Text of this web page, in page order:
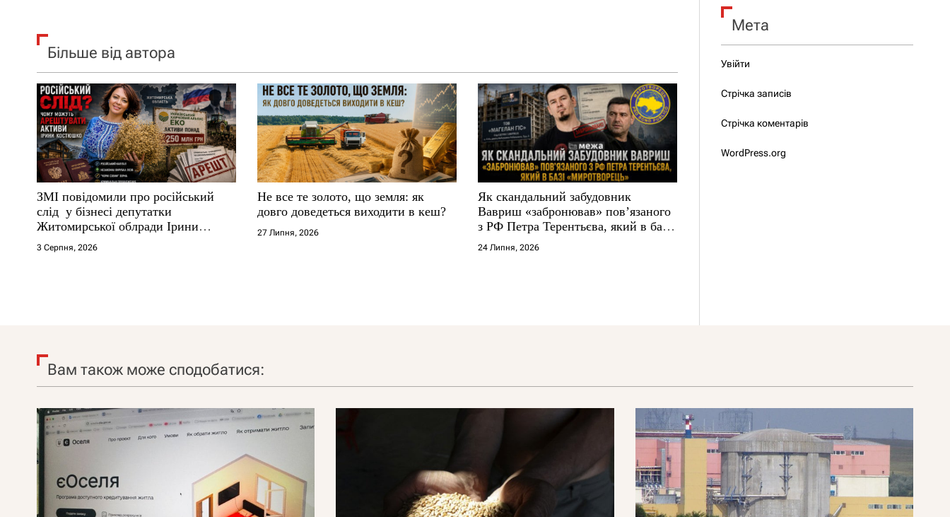
Більше від автора
ЗМІ повідомили про російський
слід у бізнесі депутатки
Житомирської облради Ірини
Костюшко та чому можуть
арештувати її активи
3 Серпня, 2026
Не все те золото, що земля: як
довго доведеться виходити в кеш?
27 Липня, 2026
Як скандальний забудовник
Вавриш «забронював» повʼязаного
з РФ Петра Терентьєва, який в базі
«Миротворець»
24 Липня, 2026
Мета
Увійти
Стрічка записів
Стрічка коментарів
WordPress.org
Вам також може сподобатися: